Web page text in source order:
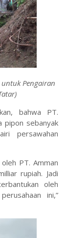
Pengairan
bahwa PT.
pipon sebanyak
persawahan
PT. Amman
rupiah. Jadi
oleh
ini,”